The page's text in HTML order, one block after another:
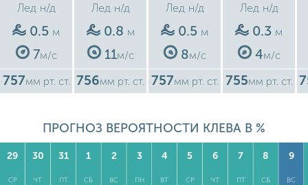
Лед н/д
0.5 м
7м/с
757мм рт. ст.
Лед н/д
0.8 м
11м/с
756мм рт. ст.
Лед н/д
0.5 м
8м/с
757мм рт. ст.
Лед н/д
0.3 м
4м/с
755мм рт. ст.
ПРОГНОЗ ВЕРОЯТНОСТИ КЛЕВА В %
29
СР
30
ЧТ
31
ПТ
1
СБ
2
ВС
3
ПН
4
ВТ
5
СР
6
ЧТ
7
ПТ
8
СБ
9
ВС